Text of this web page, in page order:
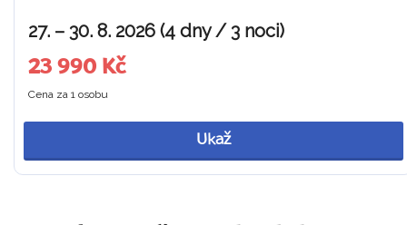
27. – 30. 8. 2026 (4 dny / 3 noci)
23 990 Kč
Cena za 1 osobu
Ukaž